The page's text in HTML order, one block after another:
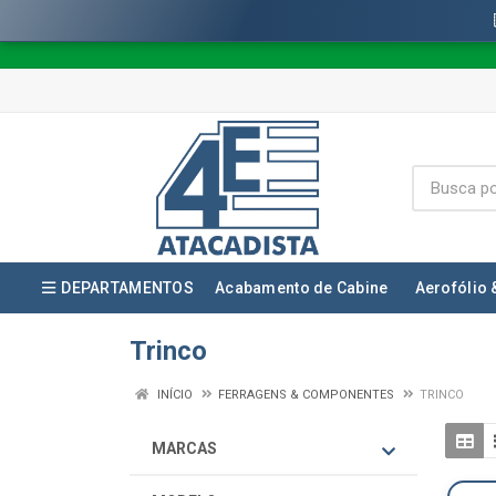
DEPARTAMENTOS Acabamento de Cabine Aerofólio
Trinco
INÍCIO FERRAGENS & COMPONENTES TRINCO
MARCAS